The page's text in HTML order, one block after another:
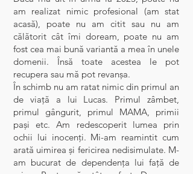
am realizat nimic profesional (am stat
acasă), poate nu am citit sau nu am
călătorit cât îmi doream, poate nu am
fost cea mai bună variantă a mea în unele
domenii. Însă toate acestea le pot
recupera sau mă pot revanșa.
În schimb nu am ratat nimic din primul an
de viață a lui Lucas. Primul zâmbet,
primul gângurit, primul MAMA, primii
pași etc. Am redescoperit lumea prin
ochii lui inocenți. Mi-am reamintit cum
arată uimirea și fericirea nedisimulate. M-
am bucurat de dependența lui față de